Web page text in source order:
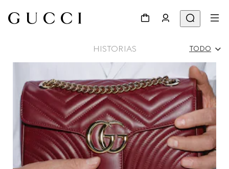
HISTORIAS TODO
Todo
Campañas
Gente Y Eventos